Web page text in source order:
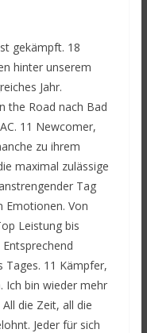
gekämpft. 18
hinter unserem
Jahr.
the Road nach Bad
11 Newcomer,
zu ihrem
maximal zulässige
Tag
Emotionen. Von
Leistung bis
Tages. 11 Kämpfer,
Ich bin wieder mehr
die Zeit, all die
Jeder für sich